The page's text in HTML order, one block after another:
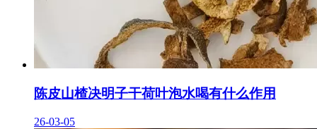
陈皮山楂决明子干荷叶泡水喝有什么作用
26-03-05